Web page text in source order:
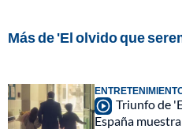
Más de 'El olvido que
Triunfo de
España